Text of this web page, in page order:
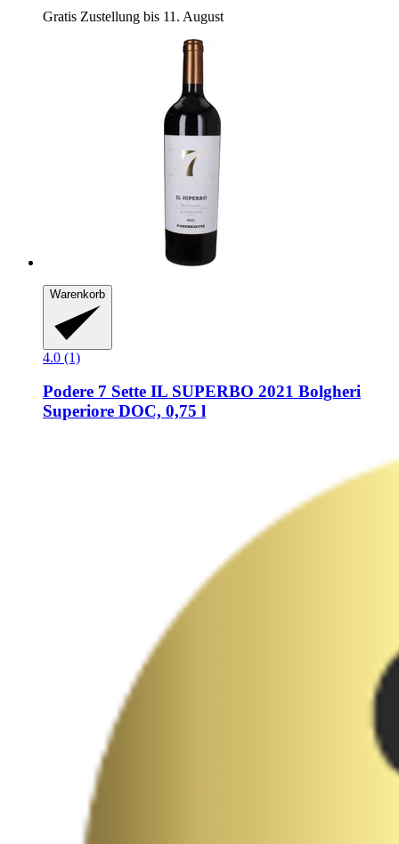
Gratis Zustellung bis 11. August
Warenkorb
4.0 (1)
Podere 7 Sette IL SUPERBO 2021 Bolgheri
Superiore DOC, 0,75 l